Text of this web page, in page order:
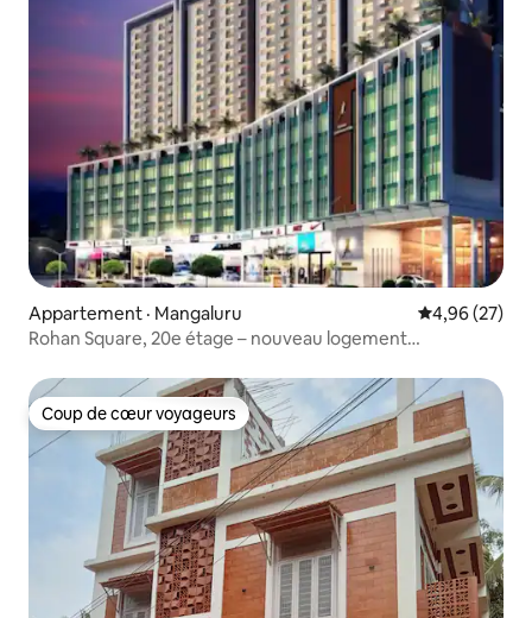
Appartement · Mangaluru Note
4,96 (27)
Rohan Square, 20e étage – nouveau logement
Coup de cœur voyageurs
Coup de cœur voyageurs